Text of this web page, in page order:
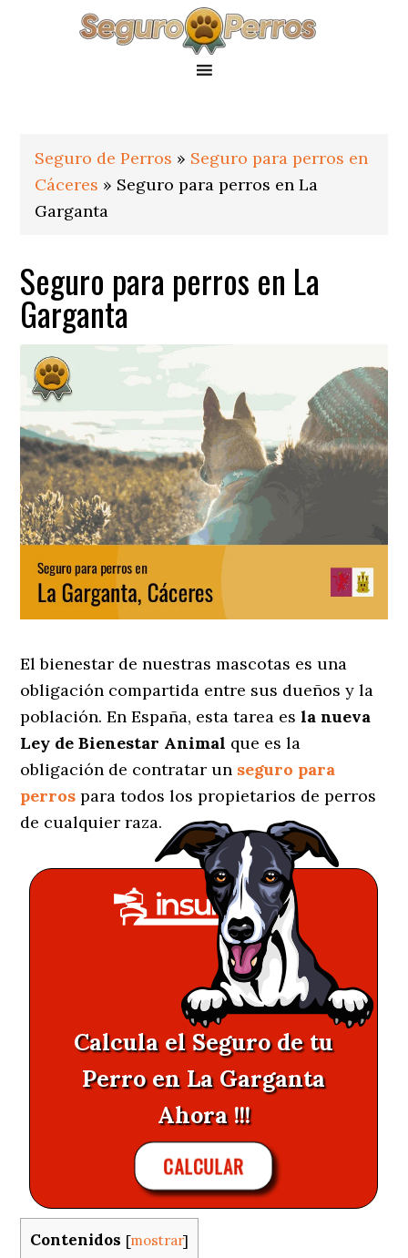
Seguro de Perros » Seguro para perros en
Cáceres » Seguro para perros en La
Garganta
Seguro para perros en La
Garganta
El bienestar de nuestras mascotas es una
obligación compartida entre sus dueños y la
población. En España, esta tarea esla nueva
Ley de Bienestar Animal que es la
obligación de contratar un seguro para
perros para todos los propietarios de perros
de cualquier raza.
Calcula el Seguro de tu
Perro en La Garganta
Ahora !!!
CALCULAR
Contenidos [mostrar]